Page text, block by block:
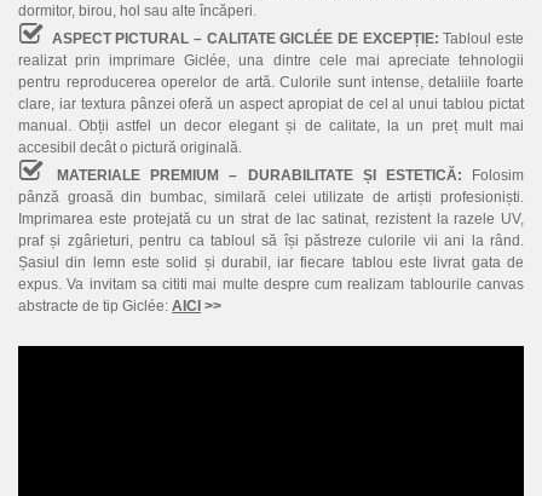
dormitor, birou, hol sau alte încăperi.
ASPECT PICTURAL – CALITATE GICLÉE DE EXCEPȚIE: Tabloul este
realizat prin imprimare Giclée, una dintre cele mai apreciate tehnologii
pentru reproducerea operelor de artă. Culorile sunt intense, detaliile foarte
clare, iar textura pânzei oferă un aspect apropiat de cel al unui tablou pictat
manual. Obții astfel un decor elegant și de calitate, la un preț mult mai
accesibil decât o pictură originală.
MATERIALE PREMIUM – DURABILITATE ȘI ESTETICĂ: Folosim
pânză groasă din bumbac, similară celei utilizate de artiști profesioniști.
Imprimarea este protejată cu un strat de lac satinat, rezistent la razele UV,
praf și zgârieturi, pentru ca tabloul să își păstreze culorile vii ani la rând.
Șasiul din lemn este solid și durabil, iar fiecare tablou este livrat gata de
expus. Va invitam sa cititi mai multe despre cum realizam tablourile canvas
abstracte de tip Giclée: AICI >>